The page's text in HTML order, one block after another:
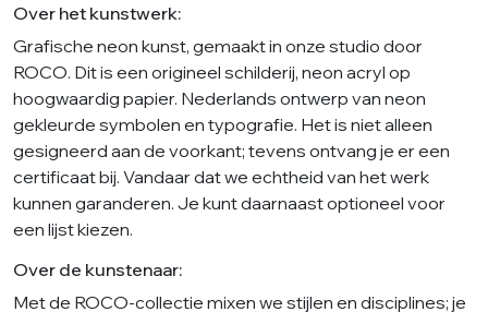
Over het kunstwerk:
Grafische neon kunst, gemaakt in onze studio door
ROCO. Dit is een origineel schilderij, neon acryl op
hoogwaardig papier. Nederlands ontwerp van neon
gekleurde symbolen en typografie. Het is niet alleen
gesigneerd aan de voorkant; tevens ontvang je er een
certificaat bij. Vandaar dat we echtheid van het werk
kunnen garanderen. Je kunt daarnaast optioneel voor
een lijst kiezen.
Over de kunstenaar:
Met de ROCO-collectie mixen we stijlen en disciplines; je